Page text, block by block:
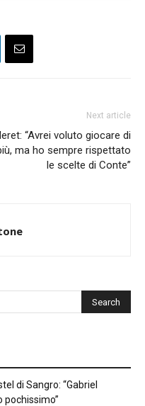
Next article
“Avrei voluto giocare di
ma ho sempre rispettato
le scelte di Conte”
di Sangro: “Gabriel
pochissimo”